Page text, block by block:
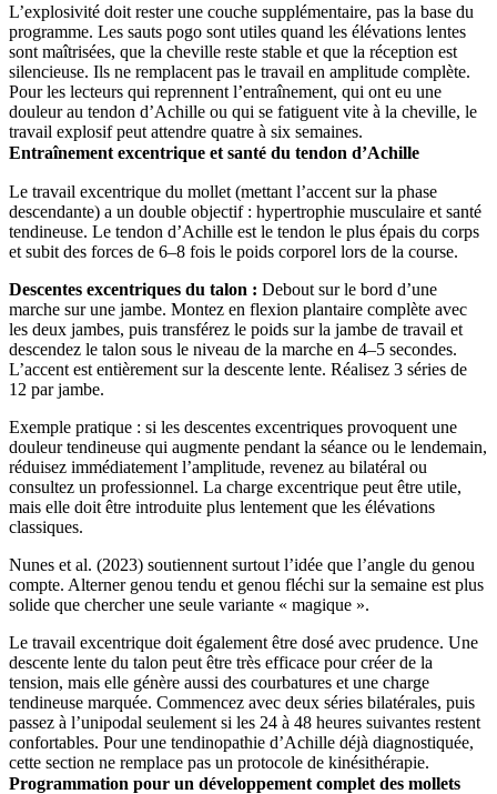
L’explosivité doit rester une couche supplémentaire, pas la base du
programme. Les sauts pogo sont utiles quand les élévations lentes
sont maîtrisées, que la cheville reste stable et que la réception est
silencieuse. Ils ne remplacent pas le travail en amplitude complète.
Pour les lecteurs qui reprennent l’entraînement, qui ont eu une
douleur au tendon d’Achille ou qui se fatiguent vite à la cheville, le
travail explosif peut attendre quatre à six semaines.
Entraînement excentrique et santé du tendon d’Achille
Le travail excentrique du mollet (mettant l’accent sur la phase
descendante) a un double objectif : hypertrophie musculaire et santé
tendineuse. Le tendon d’Achille est le tendon le plus épais du corps
et subit des forces de 6–8 fois le poids corporel lors de la course.
Descentes excentriques du talon : Debout sur le bord d’une
marche sur une jambe. Montez en flexion plantaire complète avec
les deux jambes, puis transférez le poids sur la jambe de travail et
descendez le talon sous le niveau de la marche en 4–5 secondes.
L’accent est entièrement sur la descente lente. Réalisez 3 séries de
12 par jambe.
Exemple pratique : si les descentes excentriques provoquent une
douleur tendineuse qui augmente pendant la séance ou le lendemain,
réduisez immédiatement l’amplitude, revenez au bilatéral ou
consultez un professionnel. La charge excentrique peut être utile,
mais elle doit être introduite plus lentement que les élévations
classiques.
Nunes et al. (2023) soutiennent surtout l’idée que l’angle du genou
compte. Alterner genou tendu et genou fléchi sur la semaine est plus
solide que chercher une seule variante « magique ».
Le travail excentrique doit également être dosé avec prudence. Une
descente lente du talon peut être très efficace pour créer de la
tension, mais elle génère aussi des courbatures et une charge
tendineuse marquée. Commencez avec deux séries bilatérales, puis
passez à l’unipodal seulement si les 24 à 48 heures suivantes restent
confortables. Pour une tendinopathie d’Achille déjà diagnostiquée,
cette section ne remplace pas un protocole de kinésithérapie.
Programmation pour un développement complet des mollets